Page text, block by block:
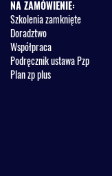
NA ZAMÓWIENIE:
Szkolenia zamknięte
Doradztwo
Współpraca
Podręcznik ustawa Pzp
Plan zp plus